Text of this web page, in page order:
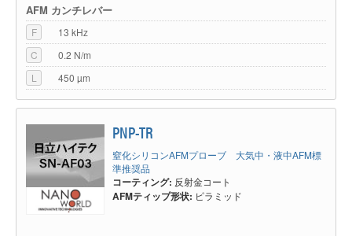
SN-AF03
SI-DF20 SEIHR NanoWorld®
SI-DF20P2
SI-DF20Plus PPP-SEIHR NANOSENSORS™
SI-DF20S
SI-DF20-PI / SI-DF3-R
/ SI-DF20-R
PPP-NCSTPt
AFM カンチレバー
F
13 kHz
C
0.2 N/m
L
450 µm
PNP-TR
窒化シリコンAFMプローブ 大気中・液中AFM標
準推奨品
コーティング: 反射金コート
AFMティップ形状: ピラミッド